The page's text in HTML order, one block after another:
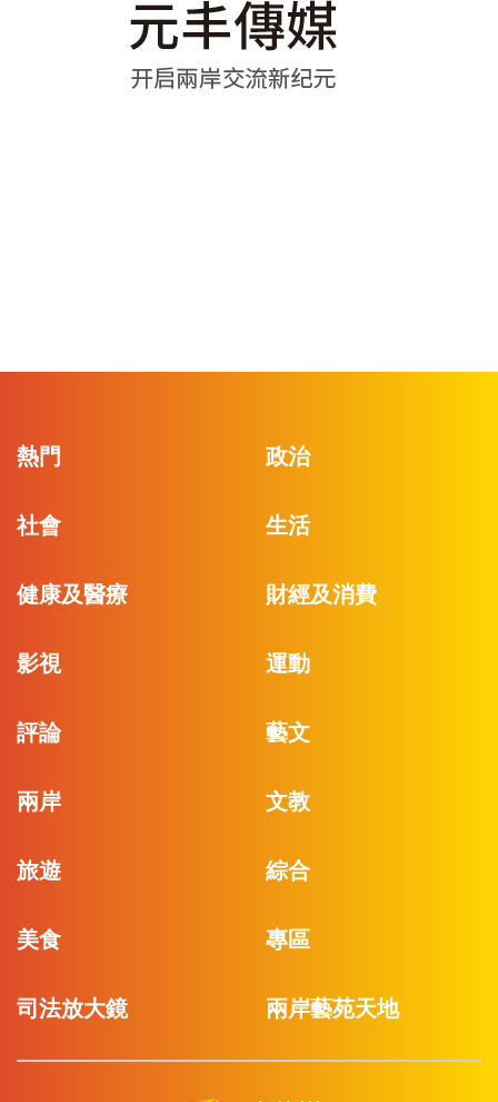
熱門 政治
社會 生活
健康及醫療 財經及消費
影視 運動
評論 藝文
兩岸 文教
旅遊 綜合
美食 專區
司法放大鏡 兩岸藝苑天地